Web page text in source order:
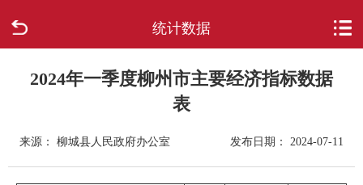
统计数据
走进柳城
政府信息公开
2024年一季度柳州市主要经济指标数据
表
来源： 柳城县人民政府办公室 发布日期： 2024-07-11